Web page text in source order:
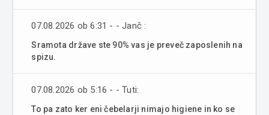
07.08.2026 ob 6:31 - - Janč :
Sramota države ste 90% vas je preveč zaposlenih na
spizu.
07.08.2026 ob 5:16 - - Tuti:
To pa zato ker eni čebelarji nimajo higiene in ko se